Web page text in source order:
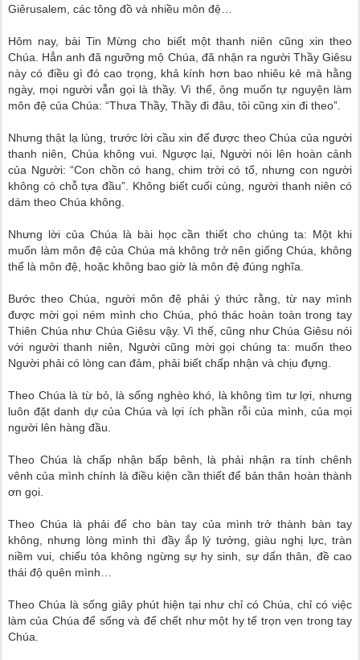
Giêrusalem, các tông đồ và nhiều môn đệ…
Hôm nay, bài Tin Mừng cho biết một thanh niên cũng xin theo
Chúa. Hẳn anh đã ngưỡng mộ Chúa, đã nhận ra người Thầy Giêsu
này có điều gì đó cao trọng, khả kính hơn bao nhiêu kẻ mà hằng
ngày, mọi người vẫn gọi là thầy. Vì thế, ông muốn tự nguyện làm
môn đệ của Chúa: “Thưa Thầy, Thầy đi đâu, tôi cũng xin đi theo”.
Nhưng thật lạ lùng, trước lời cầu xin để được theo Chúa của người
thanh niên, Chúa không vui. Ngược lại, Người nói lên hoàn cảnh
của Người: “Con chồn có hang, chim trời có tổ, nhưng con người
không có chỗ tựa đầu”. Không biết cuối cùng, người thanh niên có
dám theo Chúa không.
Nhưng lời của Chúa là bài học cần thiết cho chúng ta: Một khi
muốn làm môn đệ của Chúa mà không trở nên giống Chúa, không
thể là môn đệ, hoặc không bao giờ là môn đệ đúng nghĩa.
Bước theo Chúa, người môn đệ phải ý thức rằng, từ nay mình
được mời gọi ném mình cho Chúa, phó thác hoàn toàn trong tay
Thiên Chúa như Chúa Giêsu vậy. Vì thế, cũng như Chúa Giêsu nói
với người thanh niên, Người cũng mời gọi chúng ta: muốn theo
Người phải có lòng can đảm, phải biết chấp nhận và chịu đựng.
Theo Chúa là từ bỏ, là sống nghèo khó, là không tìm tư lợi, nhưng
luôn đặt danh dự của Chúa và lợi ích phần rỗi của mình, của mọi
người lên hàng đầu.
Theo Chúa là chấp nhận bấp bênh, là phải nhận ra tính chênh
vênh của mình chính là điều kiện cần thiết để bản thân hoàn thành
ơn gọi.
Theo Chúa là phải để cho bàn tay của mình trở thành bàn tay
không, nhưng lòng mình thì đầy ắp lý tưởng, giàu nghị lực, tràn
niềm vui, chiếu tỏa không ngừng sự hy sinh, sự dấn thân, đề cao
thái độ quên mình…
Theo Chúa là sống giây phút hiện tại như chỉ có Chúa, chỉ có việc
làm của Chúa để sống và để chết như một hy tế trọn vẹn trong tay
Chúa.